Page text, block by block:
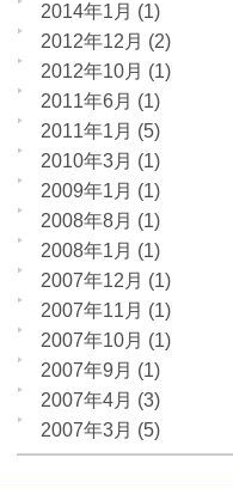
2014年1月 (1)
2012年12月 (2)
2012年10月 (1)
2011年6月 (1)
2011年1月 (5)
2010年3月 (1)
2009年1月 (1)
2008年8月 (1)
2008年1月 (1)
2007年12月 (1)
2007年11月 (1)
2007年10月 (1)
2007年9月 (1)
2007年4月 (3)
2007年3月 (5)